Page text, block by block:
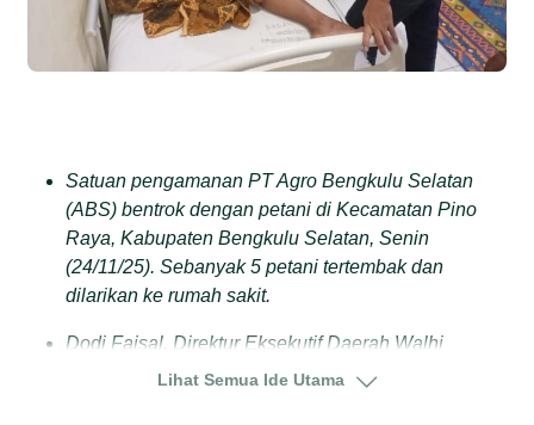
Satuan pengamanan PT Agro Bengkulu Selatan
(ABS) bentrok dengan petani di Kecamatan Pino
Raya, Kabupaten Bengkulu Selatan, Senin
(24/11/25). Sebanyak 5 petani tertembak dan
dilarikan ke rumah sakit.
Dodi Faisal, Direktur Eksekutif Daerah Walhi
Bengkulu menyebut, konflik agraria di Pino Raya
Lihat Semua Ide Utama